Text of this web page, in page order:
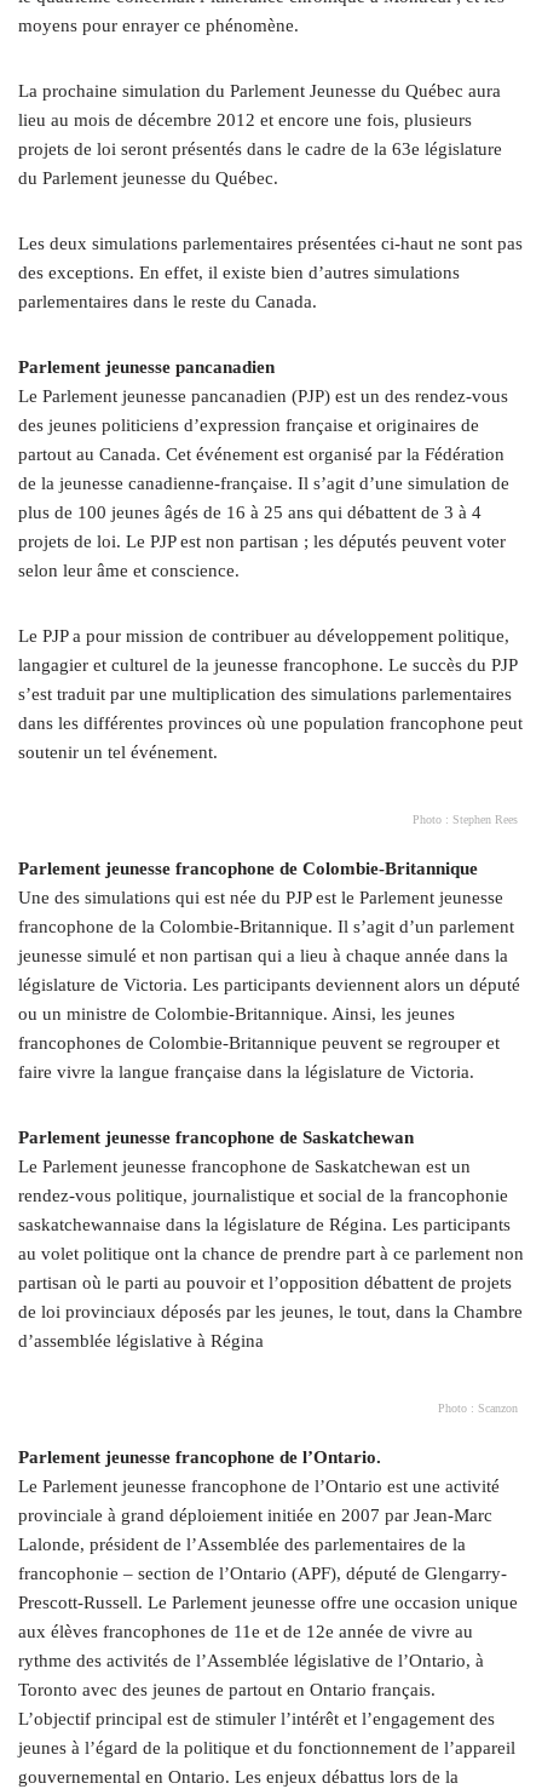
moyens pour enrayer ce phénomène.
La prochaine simulation du Parlement Jeunesse du Québec aura
lieu au mois de décembre 2012 et encore une fois, plusieurs
projets de loi seront présentés dans le cadre de la 63e législature
du Parlement jeunesse du Québec.
Les deux simulations parlementaires présentées ci-haut ne sont pas
des exceptions. En effet, il existe bien d’autres simulations
parlementaires dans le reste du Canada.
Parlement jeunesse pancanadien
Le Parlement jeunesse pancanadien (PJP) est un des rendez-vous
des jeunes politiciens d’expression française et originaires de
partout au Canada. Cet événement est organisé par la Fédération
de la jeunesse canadienne-française. Il s’agit d’une simulation de
plus de 100 jeunes âgés de 16 à 25 ans qui débattent de 3 à 4
projets de loi. Le PJP est non partisan ; les députés peuvent voter
selon leur âme et conscience.
Le PJP a pour mission de contribuer au développement politique,
langagier et culturel de la jeunesse francophone. Le succès du PJP
s’est traduit par une multiplication des simulations parlementaires
dans les différentes provinces où une population francophone peut
soutenir un tel événement.
Photo : Stephen Rees
Parlement jeunesse francophone de Colombie-Britannique
Une des simulations qui est née du PJP est le Parlement jeunesse
francophone de la Colombie-Britannique. Il s’agit d’un parlement
jeunesse simulé et non partisan qui a lieu à chaque année dans la
législature de Victoria. Les participants deviennent alors un député
ou un ministre de Colombie-Britannique. Ainsi, les jeunes
francophones de Colombie-Britannique peuvent se regrouper et
faire vivre la langue française dans la législature de Victoria.
Parlement jeunesse francophone de Saskatchewan
Le Parlement jeunesse francophone de Saskatchewan est un
rendez-vous politique, journalistique et social de la francophonie
saskatchewannaise dans la législature de Régina. Les participants
au volet politique ont la chance de prendre part à ce parlement non
partisan où le parti au pouvoir et l’opposition débattent de projets
de loi provinciaux déposés par les jeunes, le tout, dans la Chambre
d’assemblée législative à Régina
Photo : Scanzon
Parlement jeunesse francophone de l’Ontario.
Le Parlement jeunesse francophone de l’Ontario est une activité
provinciale à grand déploiement initiée en 2007 par Jean-Marc
Lalonde, président de l’Assemblée des parlementaires de la
francophonie – section de l’Ontario (APF), député de Glengarry-
Prescott-Russell. Le Parlement jeunesse offre une occasion unique
aux élèves francophones de 11e et de 12e année de vivre au
rythme des activités de l’Assemblée législative de l’Ontario, à
Toronto avec des jeunes de partout en Ontario français.
L’objectif principal est de stimuler l’intérêt et l’engagement des
jeunes à l’égard de la politique et du fonctionnement de l’appareil
gouvernemental en Ontario. Les enjeux débattus lors de la